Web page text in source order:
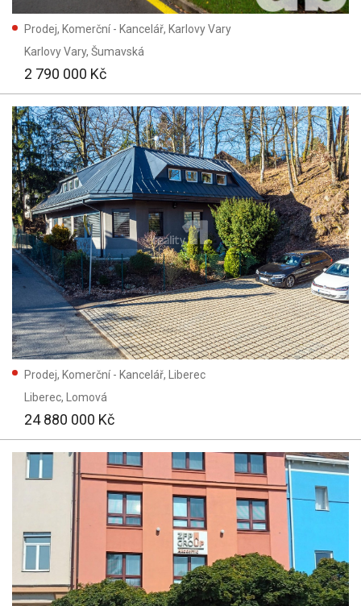
Prodej, Komerční - Kancelář, Karlovy Vary
Karlovy Vary, Šumavská
2 790 000 Kč
Prodej, Komerční - Kancelář, Liberec
Liberec, Lomová
24 880 000 Kč